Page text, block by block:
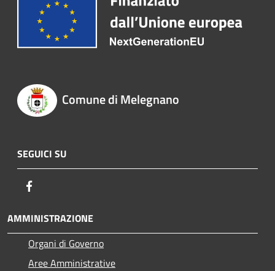
Comune di Melegnano
SEGUICI SU
AMMINISTRAZIONE
Organi di Governo
Aree Amministrative